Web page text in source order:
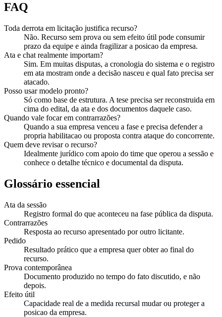
FAQ
Toda derrota em licitação justifica recurso?
Não. Recurso sem prova ou sem efeito útil pode consumir
prazo da equipe e ainda fragilizar a posicao da empresa.
Ata e chat realmente importam?
Sim. Em muitas disputas, a cronologia do sistema e o registro
em ata mostram onde a decisão nasceu e qual fato precisa ser
atacado.
Posso usar modelo pronto?
Só como base de estrutura. A tese precisa ser reconstruida em
cima do edital, da ata e dos documentos daquele caso.
Quando vale focar em contrarrazões?
Quando a sua empresa venceu a fase e precisa defender a
propria habilitacao ou proposta contra ataque do concorrente.
Quem deve revisar o recurso?
Idealmente jurídico com apoio do time que operou a sessão e
conhece o detalhe técnico e documental da disputa.
Glossário essencial
Ata da sessão
Registro formal do que aconteceu na fase pública da disputa.
Contrarrazões
Resposta ao recurso apresentado por outro licitante.
Pedido
Resultado prático que a empresa quer obter ao final do
recurso.
Prova contemporânea
Documento produzido no tempo do fato discutido, e não
depois.
Efeito útil
Capacidade real de a medida recursal mudar ou proteger a
posicao da empresa.